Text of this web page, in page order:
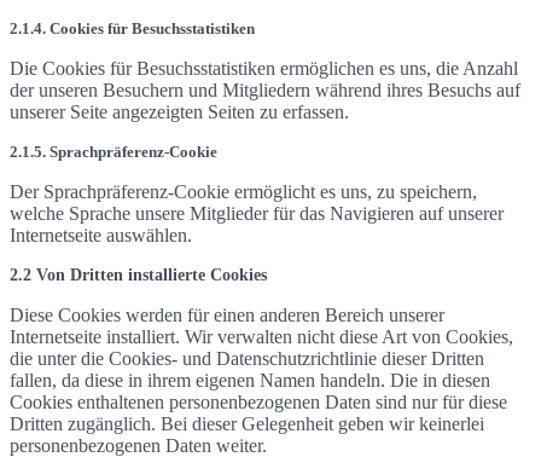
2.1.4. Cookies für Besuchsstatistiken
Die Cookies für Besuchsstatistiken ermöglichen es uns, die Anzahl
der unseren Besuchern und Mitgliedern während ihres Besuchs auf
unserer Seite angezeigten Seiten zu erfassen.
2.1.5. Sprachpräferenz-Cookie
Der Sprachpräferenz-Cookie ermöglicht es uns, zu speichern,
welche Sprache unsere Mitglieder für das Navigieren auf unserer
Internetseite auswählen.
2.2 Von Dritten installierte Cookies
Diese Cookies werden für einen anderen Bereich unserer
Internetseite installiert. Wir verwalten nicht diese Art von Cookies,
die unter die Cookies- und Datenschutzrichtlinie dieser Dritten
fallen, da diese in ihrem eigenen Namen handeln. Die in diesen
Cookies enthaltenen personenbezogenen Daten sind nur für diese
Dritten zugänglich. Bei dieser Gelegenheit geben wir keinerlei
personenbezogenen Daten weiter.